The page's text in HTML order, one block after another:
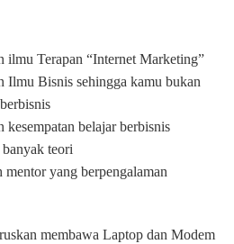
ilmu Terapan “Internet Marketing”
Ilmu Bisnis sehingga kamu bukan
belajar berbisnis
teori
yang berpengalaman
membawa Laptop dan Modem